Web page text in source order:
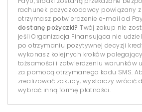
rachunek pożyczkodawcy powiązany z
otrzymasz potwierdzenie e-mail od
dostanę pożyczki? Twój zakup nie
jeśli Organizacja Finansująca nie
po otrzymaniu pozytywnej decyzji
wykonasz kolejnych kroków
tożsamości i zatwierdzeniu warunków
za pomocą otrzymanego kodu SMS.
zrealizować zakupy, wystarczy wrócić
wybrać inną formę płatności.